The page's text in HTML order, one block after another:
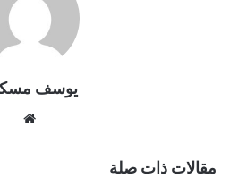
يوسف
مقالات ذات صلة